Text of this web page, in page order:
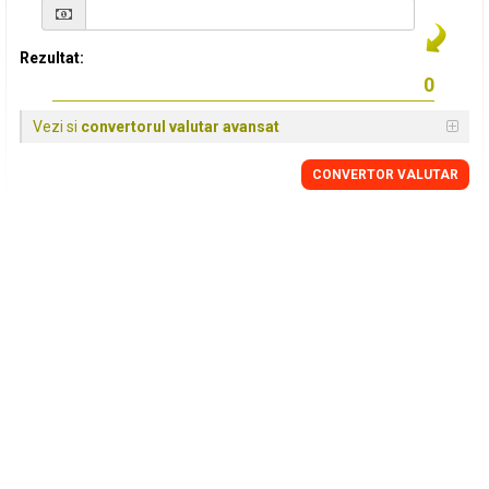
Rezultat:
Vezi si convertorul valutar avansat
CONVERTOR VALUTAR